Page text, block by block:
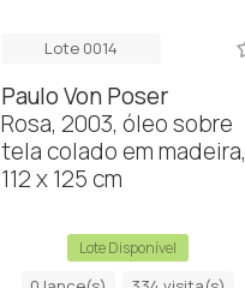
Lote 0014
Paulo Von Poser
Rosa, 2003, óleo sobre
tela colado em madeira,
112 x 125 cm
Lote Disponível